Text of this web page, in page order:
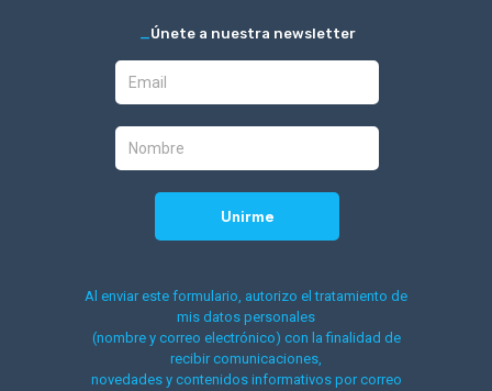
_Únete a nuestra newsletter
Al enviar este formulario, autorizo el tratamiento de
mis datos personales
(nombre y correo electrónico) con la finalidad de
recibir comunicaciones,
novedades y contenidos informativos por correo